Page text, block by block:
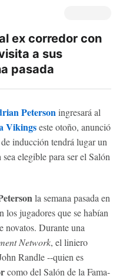
ex corredor con
a sus
pasada
Petersoningresará al
Vikingseste otoño, anunció
inducción tendrá lugar un
sea elegible para ser el Salón
la semana pasada en
los jugadores que se habían
novatos. Durante una
Network, el liniero
Randle --quien es
como del Salón de la Fama-